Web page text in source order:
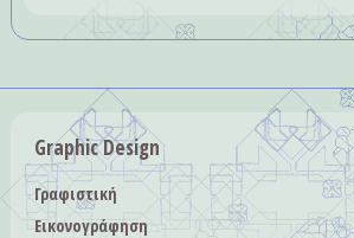
Graphic Design
Γραφιστική
Εικονογράφηση